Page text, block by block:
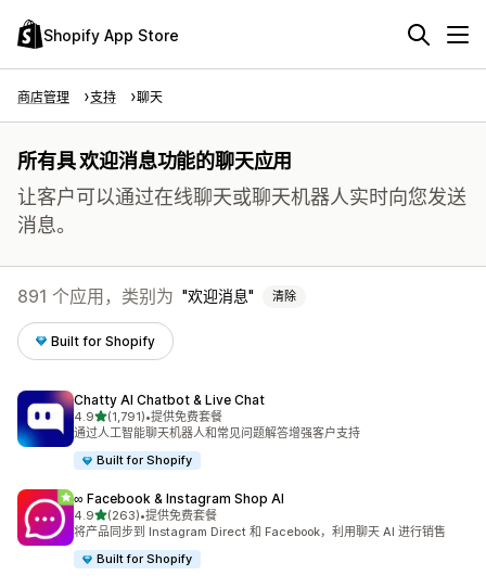
Shopify App Store
商店管理 支持 聊天
所有具 欢迎消息功能的聊天应用
让客户可以通过在线聊天或聊天机器人实时向您发送
消息。
891 个应用，类别为 欢迎消息 清除
Built for Shopify
Chatty AI Chatbot & Live Chat
4.9星（满分 5 星）
(1,791)
总共 1791 条评论
•提供免费套餐
通过人工智能聊天机器人和常见问题解答增强客户支持
Built for Shopify
∞ Facebook & Instagram Shop AI
4.9星（满分 5 星）
(263)
总共 263 条评论
•提供免费套餐
将产品同步到 Instagram Direct 和 Facebook，利用聊天 AI 进行销售
Built for Shopify